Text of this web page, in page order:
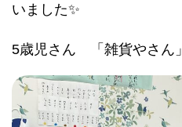
いました✨
5歳児さん 「雑貨やさん」